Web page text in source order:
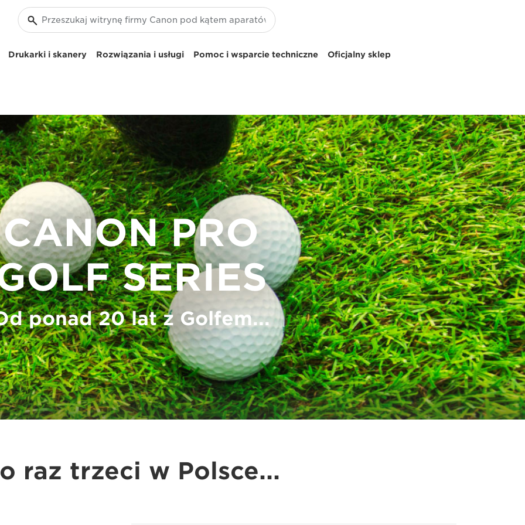
Drukarki i skanery Rozwiązania i usługi Pomoc i wsparcie techniczne Oficjalny sklep
CANON PRO
SERIES
ponad 20 lat z Golfem...
raz trzeci w Polsce...